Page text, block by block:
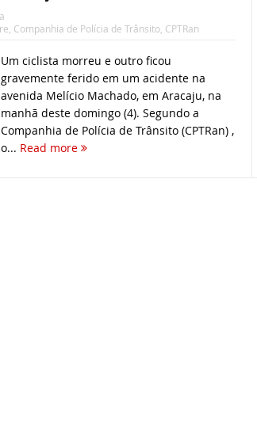
Companhia de Polícia de Trânsito, CPTRan
Um ciclista morreu e outro ficou
gravemente ferido em um acidente na
avenida Melício Machado, em Aracaju, na
manhã deste domingo (4). Segundo a
Companhia de Polícia de Trânsito (CPTRan) ,
o... Read more